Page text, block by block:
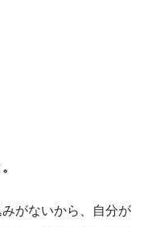
がないから、自分が